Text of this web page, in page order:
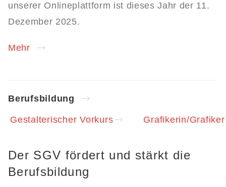
unserer Onlineplattform ist dieses Jahr der 11.
Dezember 2025.
Mehr
Berufsbildung
Gestalterischer Vorkurs Grafikerin/
Der SGV fördert und stärkt die
Berufsbildung